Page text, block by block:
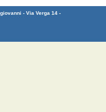
- Via Verga 14 -